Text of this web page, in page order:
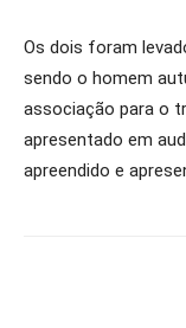
Os dois foram
sendo o homem
associação para o
apresentado em
apreendido e